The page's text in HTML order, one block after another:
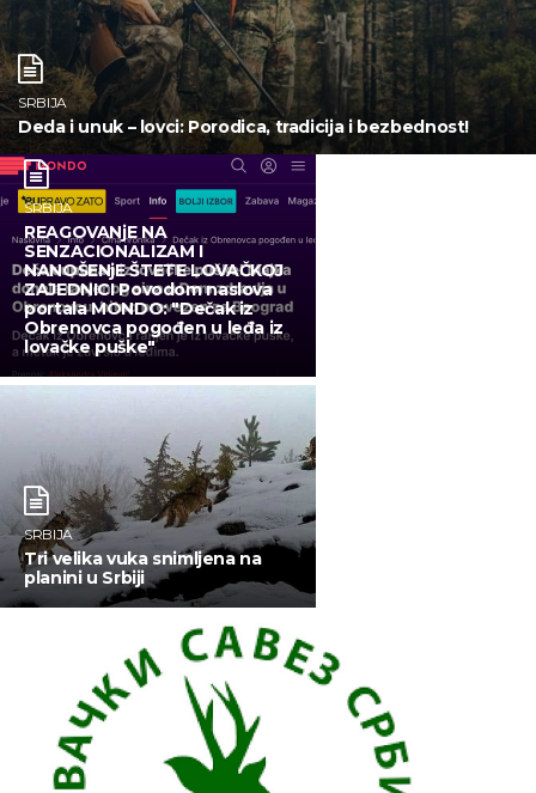
SRBIJA
Deda i unuk – lovci: Porodica, tradicija i bezbednost!
SRBIJA
REAGOVANjE NA
SENZACIONALIZAM I
NANOŠENjE ŠTETE LOVAČKOJ
ZAJEDNICI Povodom naslova
portala MONDO: "Dečak iz
Obrenovca pogođen u leđa iz
lovačke puške"
SRBIJA
Tri velika vuka snimljena na
planini u Srbiji